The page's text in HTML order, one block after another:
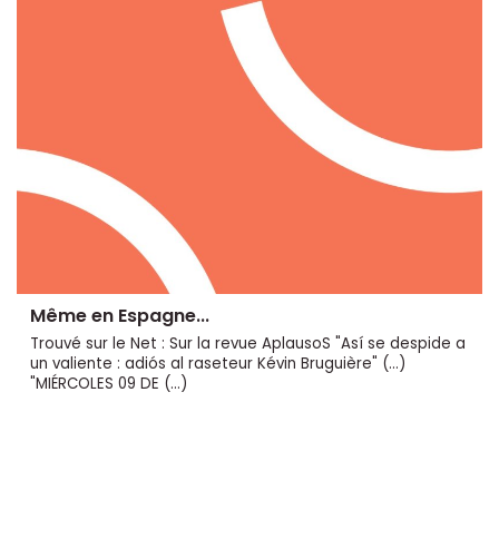
Même en Espagne...
Trouvé sur le Net : Sur la revue AplausoS "Así se despide a
un valiente : adiós al raseteur Kévin Bruguière" (...)
"MIÉRCOLES 09 DE (…)